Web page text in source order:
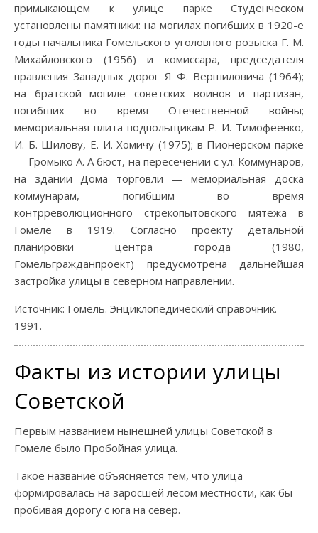
примыкающем к улице парке Студенческом
установлены памятники: на могилах погибших в 1920-е
годы начальника Гомельского уголовного розыска Г. М.
Михайловского (1956) и комиссара, председателя
правления Западных дорог Я Ф. Вершиловича (1964);
на братской могиле советских воинов и партизан,
погибших во время Отечественной войны;
мемориальная плита подпольщикам Р. И. Тимофеенко,
И. Б. Шилову, Е. И. Хомичу (1975); в Пионерском парке
— Громыко А. А бюст, на пересечении с ул. Коммунаров,
на здании Дома торговли — мемориальная доска
коммунарам, погибшим во время
контрреволюционного стрекопытовского мятежа в
Гомеле в 1919. Согласно проекту детальной
планировки центра города (1980,
Гомельгражданпроект) предусмотрена дальнейшая
застройка улицы в северном направлении.
Источник: Гомель. Энциклопедический справочник.
1991.
Факты из истории улицы
Советской
Первым названием нынешней улицы Советской в
Гомеле было Пробойная улица.
Такое название объясняется тем, что улица
формировалась на заросшей лесом местности, как бы
пробивая дорогу с юга на север.